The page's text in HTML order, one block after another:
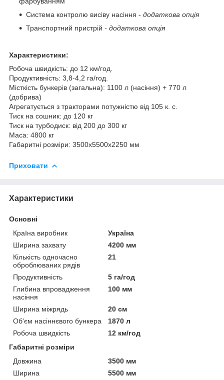
Система контролю висіву насіння - додаткова опція
Транспортний пристрій - додаткова опція
Характеристики:
Робоча швидкість: до 12 км/год.
Продуктивність: 3,8-4,2 га/год.
Місткість бункерів (загальна): 1100 л (насіння) + 770 л
(добрива)
Агрегатується з тракторами потужністю від 105 к. с.
Тиск на сошник: до 120 кг
Тиск на турбодиск: від 200 до 300 кг
Маса: 4800 кг
Габаритні розміри: 3500х5500х2250 мм
Приховати
Характеристики
Основні
Країна виробник
Україна
Ширина захвату
4200 мм
Кількість одночасно
оброблюваних рядів
21
Продуктивність
5 га/год
Глибина впровадження
насіння
100 мм
Ширина міжрядь
20 см
Об'єм насіннєвого бункера
1870 л
Робоча швидкість
12 км/год
Габаритні розміри
Довжина
3500 мм
Ширина
5500 мм